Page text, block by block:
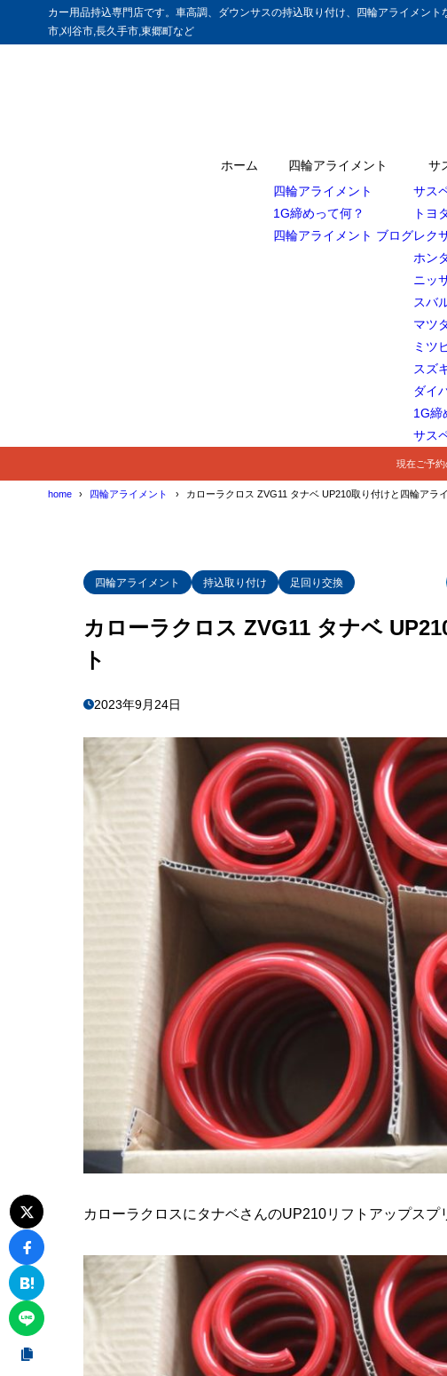
カー用品持込専門店です。車高調、ダウンサスの持込取り付け、四輪アライメン
市,刈谷市,長久手市,東郷町など
ホーム
四輪アライメント
四輪アライメント
1G締めって何？
四輪アライメント ブログ
サ
サス
トヨ
レク
ホン
ニッ
スバ
マツ
ミツ
スズ
ダイ
1G締
サス
現在ご予約
home 四輪アライメント カローラクロス ZVG11 タナベ UP210取り付けと四輪アラ
四輪アライメント 持込取り付け 足回り交換
カローラクロス ZVG11 タナベ
ト
2023年9月24日
カローラクロスにタナベさんのUP210リフトアップスプ